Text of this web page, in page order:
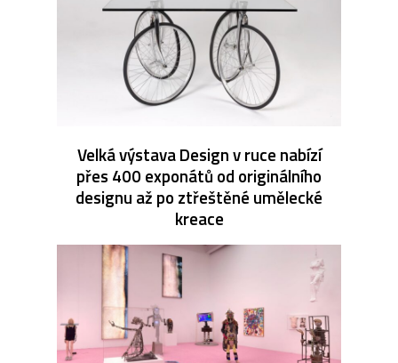
Velká výstava Design v ruce nabízí
přes 400 exponátů od originálního
designu až po ztřeštěné umělecké
kreace